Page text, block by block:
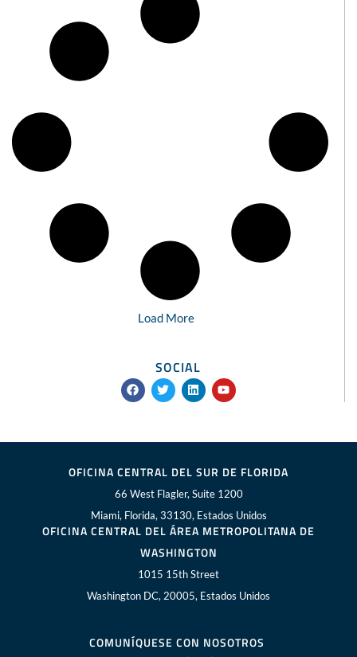
Load More
SOCIAL
F
a
c
o
k
T
w
i
e
L
i
n
d
n
Y
o
u
b
OFICINA CENTRAL DEL SUR DE FLORIDA
66 West Flagler, Suite 1200
Miami, Florida, 33130, Estados Unidos
OFICINA CENTRAL DEL ÁREA METROPOLITANA DE
WASHINGTON
1015 15th Street
Washington DC, 20005, Estados Unidos
COMUNÍQUESE CON NOSOTROS